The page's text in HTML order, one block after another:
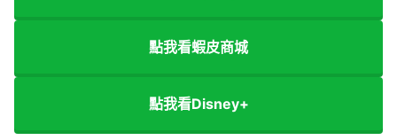
點我看蝦皮商城
點我看Disney+